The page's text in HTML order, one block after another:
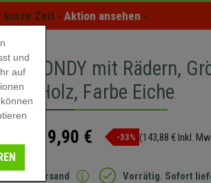
kurze Zeit - Aktion ansehen -
DONDY mit Rädern,
cm, Holz, Farbe Eiche
119,90 € -33% (143,88 € Inkl.
Gratis Versand Vorrätig. Sofort
und
auf